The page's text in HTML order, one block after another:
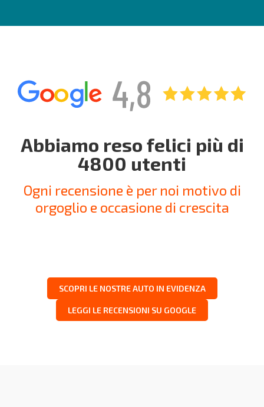
Abbiamo reso felici più di
4800 utenti
Ogni recensione è per noi motivo di
orgoglio e occasione di crescita
SCOPRI LE NOSTRE AUTO IN EVIDENZA
LEGGI LE RECENSIONI SU GOOGLE